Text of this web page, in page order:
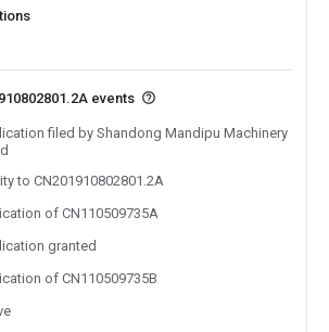
events
filed by Shandong Mandipu Machinery
to CN201910802801.2A
of CN110509735A
granted
of CN110509735B